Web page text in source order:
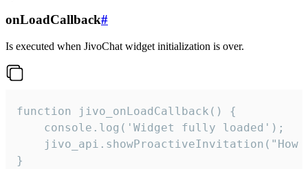
onLoadCallback#
Is executed when JivoChat widget initialization is over.
function jivo_onLoadCallback() {
    console.log('Widget fully loaded');
jivo_api.showProactiveInvitation("How
}